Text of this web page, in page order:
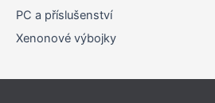
PC a příslušenství
Xenonové výbojky